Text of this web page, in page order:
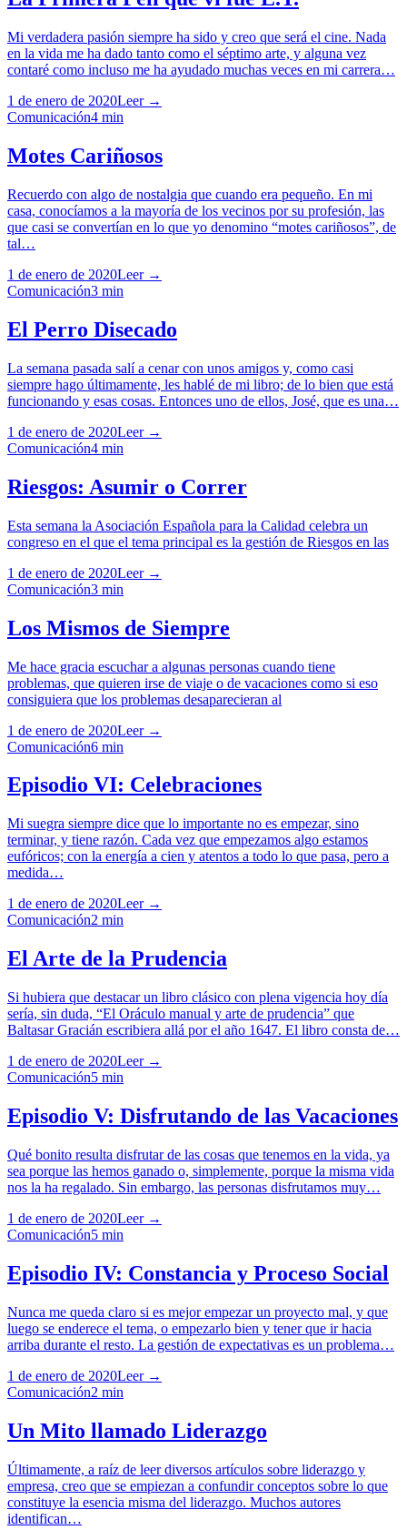
Mi verdadera pasión siempre ha sido y creo que será el cine. Nada
en la vida me ha dado tanto como el séptimo arte, y alguna vez
contaré como incluso me ha ayudado muchas veces en mi carrera…
1 de enero de 2020Leer →
Comunicación4 min
Motes Cariñosos
Recuerdo con algo de nostalgia que cuando era pequeño. En mi
casa, conocíamos a la mayoría de los vecinos por su profesión, las
que casi se convertían en lo que yo denomino “motes cariñosos”, de
tal…
1 de enero de 2020Leer →
Comunicación3 min
El Perro Disecado
La semana pasada salí a cenar con unos amigos y, como casi
siempre hago últimamente, les hablé de mi libro; de lo bien que está
funcionando y esas cosas. Entonces uno de ellos, José, que es una…
1 de enero de 2020Leer →
Comunicación4 min
Riesgos: Asumir o Correr
Esta semana la Asociación Española para la Calidad celebra un
congreso en el que el tema principal es la gestión de Riesgos en las
1 de enero de 2020Leer →
Comunicación3 min
Los Mismos de Siempre
Me hace gracia escuchar a algunas personas cuando tiene
problemas, que quieren irse de viaje o de vacaciones como si eso
consiguiera que los problemas desaparecieran al
1 de enero de 2020Leer →
Comunicación6 min
Episodio VI: Celebraciones
Mi suegra siempre dice que lo importante no es empezar, sino
terminar, y tiene razón. Cada vez que empezamos algo estamos
eufóricos; con la energía a cien y atentos a todo lo que pasa, pero a
medida…
1 de enero de 2020Leer →
Comunicación2 min
El Arte de la Prudencia
Si hubiera que destacar un libro clásico con plena vigencia hoy día
sería, sin duda, “El Oráculo manual y arte de prudencia” que
Baltasar Gracián escribiera allá por el año 1647. El libro consta de…
1 de enero de 2020Leer →
Comunicación5 min
Episodio V: Disfrutando de las Vacaciones
Qué bonito resulta disfrutar de las cosas que tenemos en la vida, ya
sea porque las hemos ganado o, simplemente, porque la misma vida
nos la ha regalado. Sin embargo, las personas disfrutamos muy…
1 de enero de 2020Leer →
Comunicación5 min
Episodio IV: Constancia y Proceso Social
Nunca me queda claro si es mejor empezar un proyecto mal, y que
luego se enderece el tema, o empezarlo bien y tener que ir hacia
arriba durante el resto. La gestión de expectativas es un problema…
1 de enero de 2020Leer →
Comunicación2 min
Un Mito llamado Liderazgo
Últimamente, a raíz de leer diversos artículos sobre liderazgo y
empresa, creo que se empiezan a confundir conceptos sobre lo que
constituye la esencia misma del liderazgo. Muchos autores
identifican…